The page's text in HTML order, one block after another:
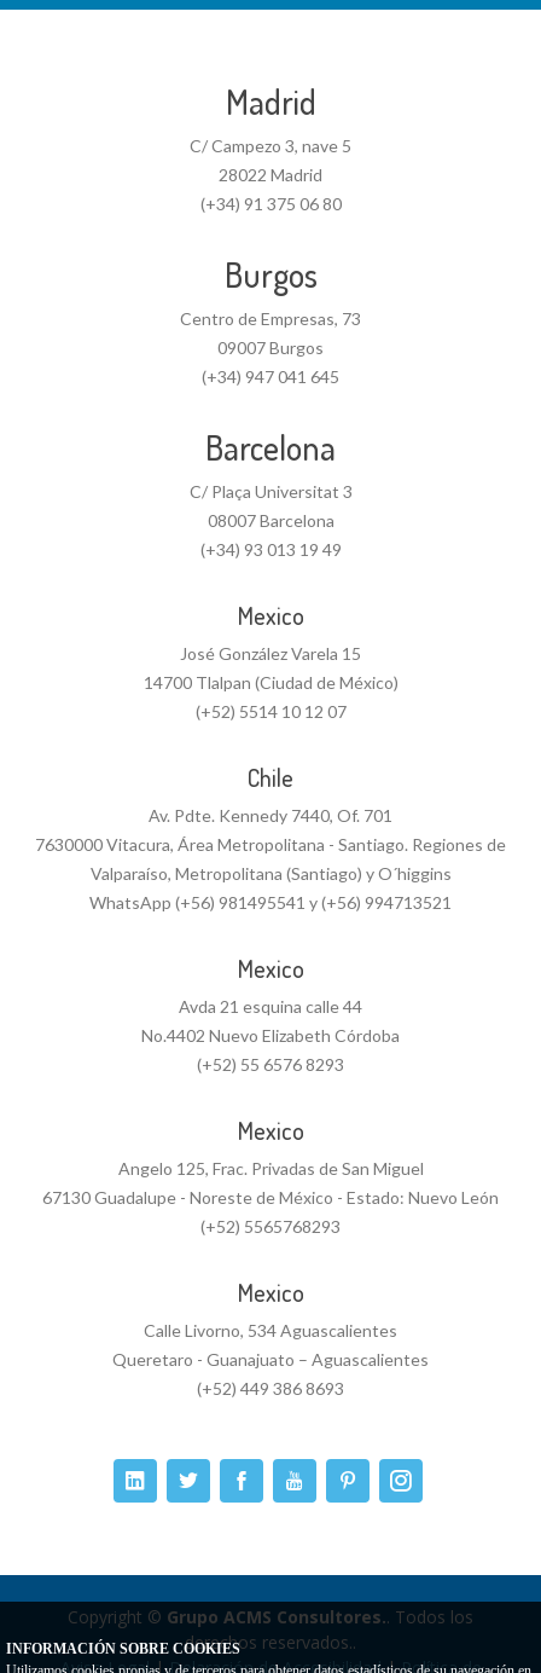
Madrid
C/ Campezo 3, nave 5
28022 Madrid
(+34) 91 375 06 80
Burgos
Centro de Empresas, 73
09007 Burgos
(+34) 947 041 645
Barcelona
C/ Plaça Universitat 3
08007 Barcelona
(+34) 93 013 19 49
Mexico
José González Varela 15
14700 Tlalpan (Ciudad de México)
(+52) 5514 10 12 07
Chile
Av. Pdte. Kennedy 7440, Of. 701
7630000 Vitacura, Área Metropolitana - Santiago. Regiones de
Valparaíso, Metropolitana (Santiago) y O´higgins
WhatsApp (+56) 981495541 y (+56) 994713521
Mexico
Avda 21 esquina calle 44
No.4402 Nuevo Elizabeth Córdoba
(+52) 55 6576 8293
Mexico
Angelo 125, Frac. Privadas de San Miguel
67130 Guadalupe - Noreste de México - Estado: Nuevo León
(+52) 5565768293
Mexico
Calle Livorno, 534 Aguascalientes
Queretaro - Guanajuato – Aguascalientes
(+52) 449 386 8693
Copyright © Grupo ACMS Consultores.. Todos los
derechos reservados..
Aviso Legal|Delaración de Accesibilidad|Política de
INFORMACIÓN SOBRE COOKIES